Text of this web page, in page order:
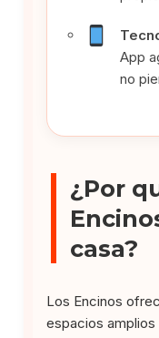
App
no
¿Por
casa?
Los Encinos
espacios